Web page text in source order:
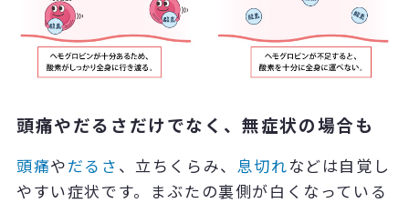
頭痛やだるさだけでなく、無症状の場合も
頭痛やだるさ 、立ちくらみ、 息切れなどは自覚し
やすい症状です。まぶたの裏側が白くなっている